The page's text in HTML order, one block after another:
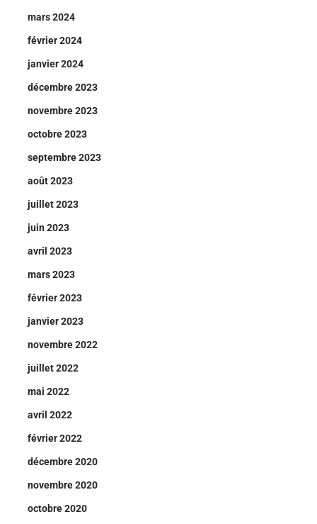
mars 2024
février 2024
janvier 2024
décembre 2023
novembre 2023
octobre 2023
septembre 2023
août 2023
juillet 2023
juin 2023
avril 2023
mars 2023
février 2023
janvier 2023
novembre 2022
juillet 2022
mai 2022
avril 2022
février 2022
décembre 2020
novembre 2020
octobre 2020